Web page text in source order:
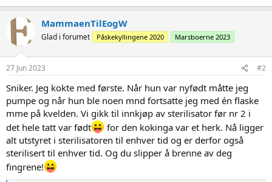
MammaenTilEogW
Glad i forumet Påskekyllingene 2020 Marsboerne 2023
27 Jun 2023 #2
Sniker. Jeg kokte med første. Når hun var nyfødt måtte jeg
pumpe og når hun ble noen mnd fortsatte jeg med én flaske
mme på kvelden. Vi gikk til innkjøp av sterilisator før nr 2 i
det hele tatt var født
for den kokinga var et herk. Nå ligger
alt utstyret i sterilisatoren til enhver tid og er derfor også
sterilisert til enhver tid. Og du slipper å brenne av deg
fingrene!